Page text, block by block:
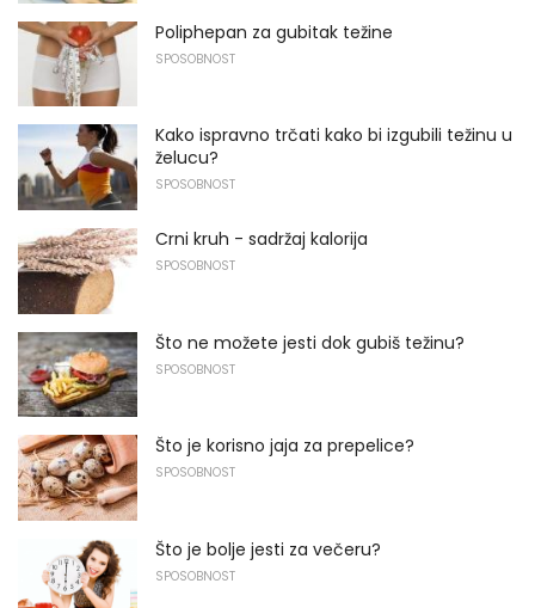
Poliphepan za gubitak težine
SPOSOBNOST
Kako ispravno trčati kako bi izgubili težinu u
želucu?
SPOSOBNOST
Crni kruh - sadržaj kalorija
SPOSOBNOST
Što ne možete jesti dok gubiš težinu?
SPOSOBNOST
Što je korisno jaja za prepelice?
SPOSOBNOST
Što je bolje jesti za večeru?
SPOSOBNOST